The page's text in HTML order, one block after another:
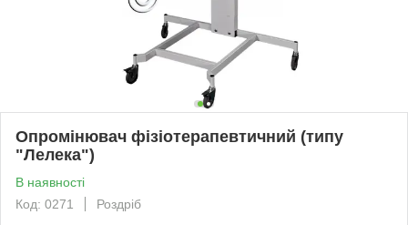
Опромінювач фізіотерапевтичний (типу
"Лелека")
В наявності
Код: 0271
Роздріб